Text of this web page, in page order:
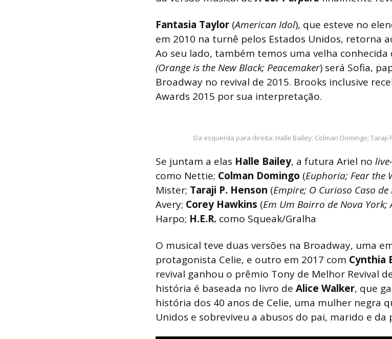
Fantasia Taylor (American Idol), que esteve no
em 2010 na turnê pelos Estados Unidos, retorna
Ao seu lado, também temos uma velha conhecida
(Orange is the New Black; Peacemaker) será Sofia,
Broadway no revival de 2015. Brooks inclusive
Awards 2015 por sua interpretação.
Da esquerda para direita: Halle Bailey; Colman Domingo; Taraji
Se juntam a elas Halle Bailey, a futura Ariel no
como Nettie; Colman Domingo (Euphoria; Fear the
Mister; Taraji P. Henson (Empire; O Curioso Caso
Avery; Corey Hawkins (Em Um Bairro de Nova York;
Harpo; H.E.R. como Squeak/Gralha
O musical teve duas versões na Broadway, uma
protagonista Celie, e outro em 2017 com Cynthia
revival ganhou o prêmio Tony de Melhor Revival
história é baseada no livro de Alice Walker, que
história dos 40 anos de Celie, uma mulher negra
Unidos e sobreviveu a abusos do pai, marido e da